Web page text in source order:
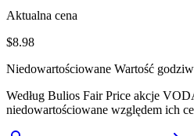
Aktualna cena
$8.98
Niedowartościowane Wartość
Według Bulios Fair Price akcje
niedowartościowane względem ich